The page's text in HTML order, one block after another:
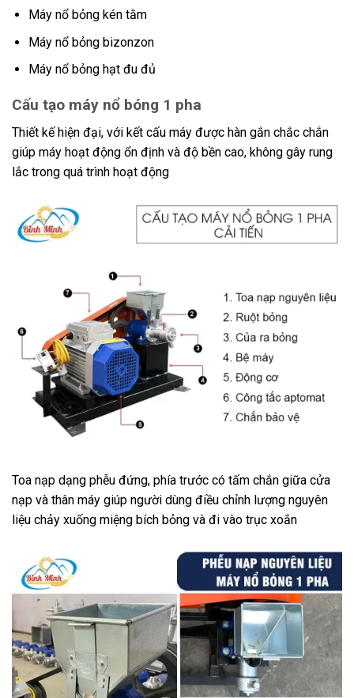
Máy nổ bỏng kén tằm
Máy nổ bỏng bizonzon
Máy nổ bỏng hạt đu đủ
Cấu tạo máy nổ bóng 1 pha
Thiết kế hiện đại, với kết cấu máy được hàn gắn chắc chắn
giúp máy hoạt động ổn định và độ bền cao, không gây rung
lắc trong quá trình hoạt động
Toa nạp dạng phễu đứng, phía trước có tấm chắn giữa cửa
nạp và thân máy giúp người dùng điều chỉnh lượng nguyên
liệu chảy xuống miệng bích bỏng và đi vào trục xoắn